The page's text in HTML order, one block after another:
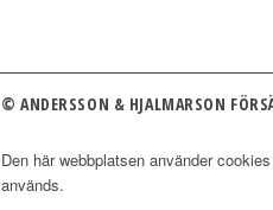
© ANDERSSON & HJALMARSON
Den här webbplatsen använder
används.